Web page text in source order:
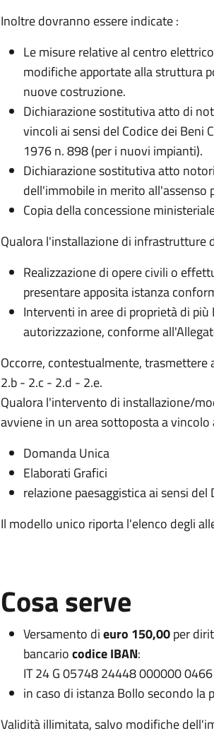
Inoltre dovranno essere indicate :
Le misure relative al centro
modifiche apportate alla struttura
nuove costruzione.
Dichiarazione sostitutiva atto di
vincoli ai sensi del Codice dei Beni
1976 n. 898 (per i nuovi impianti).
Dichiarazione sostitutiva atto
dell'immobile in merito all'assenso
Copia della concessione
Qualora l'installazione di infrastrutture
Realizzazione di opere civili o
presentare apposita istanza
Interventi in aree di proprietà di
autorizzazione, conforme
Occorre, contestualmente,
2.b - 2.c - 2.d - 2.e.
Qualora l'intervento di installazione/
avviene in un area sottoposta a
Domanda Unica
Elaborati Grafici
relazione paesaggistica ai sensi
Il modello unico riporta l'elenco degli
Cosa serve
Versamento dieuro 150,00per
bancariocodice IBAN:
IT 24 G 05748 24448 000000
in caso di istanza Bollo secondo la
Validità illimitata, salvo modifiche